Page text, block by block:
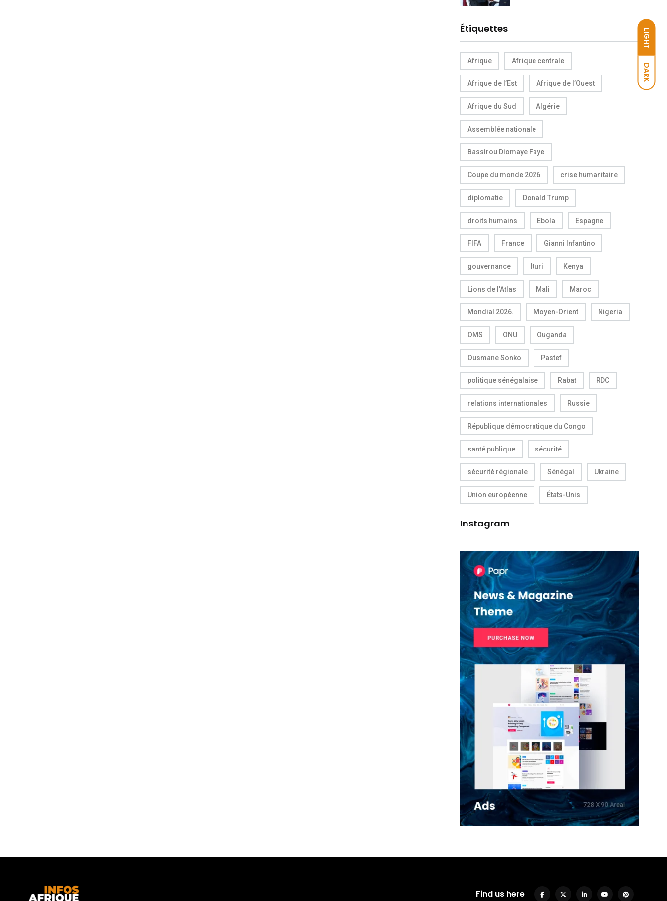
LIGHT
DARK
Étiquettes
Afrique Afrique centrale
Afrique de l’Est Afrique de l’Ouest
Afrique du Sud Algérie
Assemblée nationale
Bassirou Diomaye Faye
Coupe du monde 2026 crise humanitaire
diplomatie Donald Trump
droits humains Ebola Espagne
FIFA France Gianni Infantino
gouvernance Ituri Kenya
Lions de l’Atlas Mali Maroc
Mondial 2026. Moyen-Orient Nigeria
OMS ONU Ouganda
Ousmane Sonko Pastef
politique sénégalaise Rabat RDC
relations internationales Russie
République démocratique du Congo
santé publique sécurité
sécurité régionale Sénégal Ukraine
Union européenne États-Unis
Instagram
Find us here